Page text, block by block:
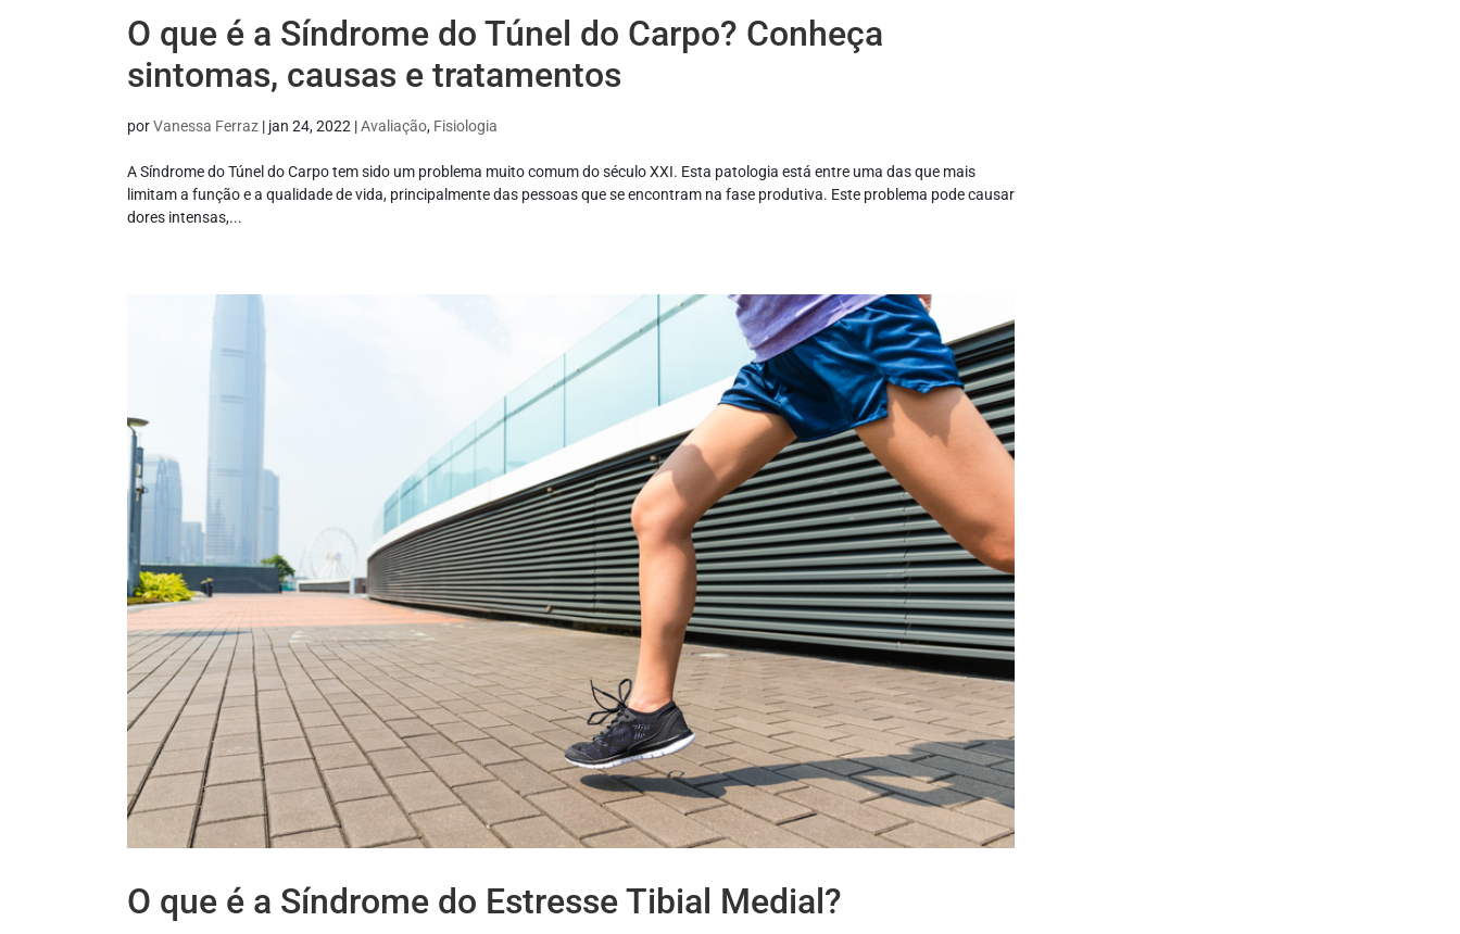
O que é a Síndrome do Túnel do Carpo? Conheça
sintomas, causas e tratamentos
porVanessa Ferraz | jan 24, 2022 |Avaliação, Fisiologia
A Síndrome do Túnel do Carpo tem sido um problema muito comum do século XXI. Esta patologia está entre uma das que mais
limitam a função e a qualidade de vida, principalmente das pessoas que se encontram na fase produtiva. Este problema pode causar
dores intensas,...
O que é a Síndrome do Estresse Tibial Medial?